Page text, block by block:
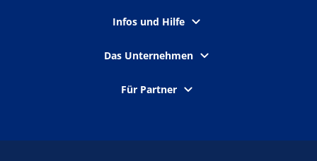
Infos und Hilfe
Das Unternehmen
Für Partner